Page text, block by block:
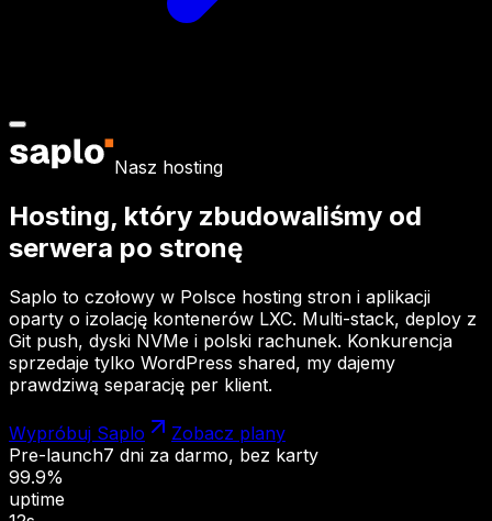
Nasz hosting
Hosting, który zbudowaliśmy od
serwera po stronę
Saplo to czołowy w Polsce hosting stron i aplikacji
oparty o izolację kontenerów LXC. Multi-stack, deploy z
Git push, dyski NVMe i polski rachunek. Konkurencja
sprzedaje tylko WordPress shared, my dajemy
prawdziwą separację per klient.
Wypróbuj Saplo
Zobacz plany
Pre-launch7 dni za darmo, bez karty
99.9%
uptime